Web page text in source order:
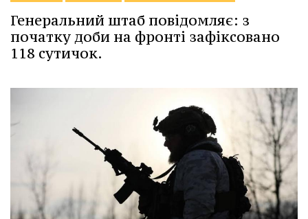
Генеральний штаб повідомляє: з
початку доби на фронті зафіксовано
118 сутичок.